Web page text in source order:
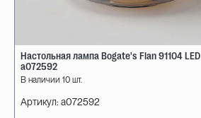
Настольная лампа Bogate's Flan 91104 LED
a072592
В наличии 10 шт.
Артикул: a072592